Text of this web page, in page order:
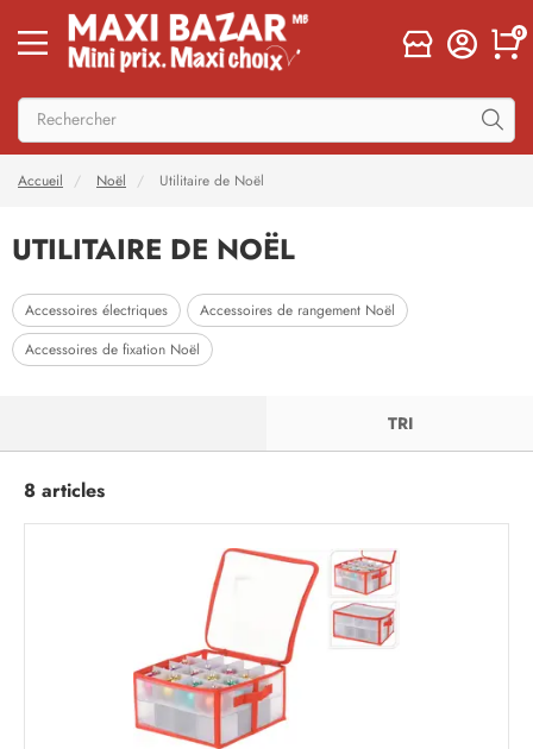
0
Accueil Noël Utilitaire de Noël
UTILITAIRE DE NOËL
Accessoires électriques Accessoires de rangement Noël
Accessoires de fixation Noël
TRI
8 articles